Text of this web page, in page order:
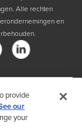
Alle rechten
en
van Trex hebt
provide
our
your